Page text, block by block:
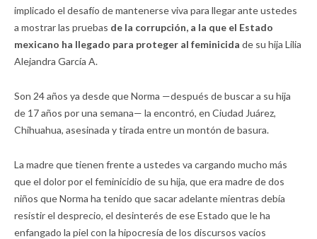
implicado el desafío de mantenerse viva para llegar ante ustedes
a mostrar las pruebas de la corrupción, a la que el Estado
mexicano ha llegado para proteger al feminicida de su hija Lilia
Alejandra García A.
Son 24 años ya desde que Norma —después de buscar a su hija
de 17 años por una semana— la encontró, en Ciudad Juárez,
Chihuahua, asesinada y tirada entre un montón de basura.
La madre que tienen frente a ustedes va cargando mucho más
que el dolor por el feminicidio de su hija, que era madre de dos
niños que Norma ha tenido que sacar adelante mientras debía
resistir el desprecio, el desinterés de ese Estado que le ha
enfangado la piel con la hipocresía de los discursos vacíos